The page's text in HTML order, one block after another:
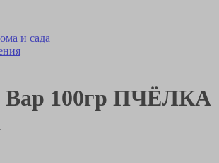
и сада
Вар 100гр ПЧЁЛКА